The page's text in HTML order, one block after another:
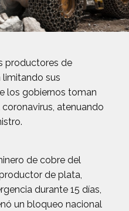
productores de
sus
los gobiernos toman
atenuando
de cobre del
de plata,
durante 15 días,
un bloqueo nacional